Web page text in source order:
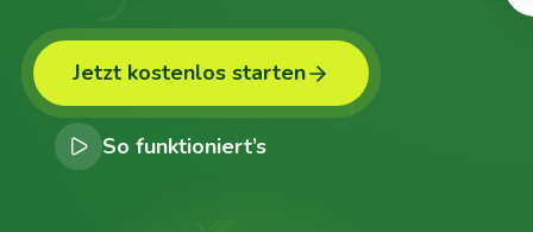
Jetzt kostenlos starten
So funktioniert’s